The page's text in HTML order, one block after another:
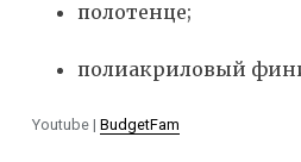
полотенце;
полиакриловый
Youtube | BudgetFam